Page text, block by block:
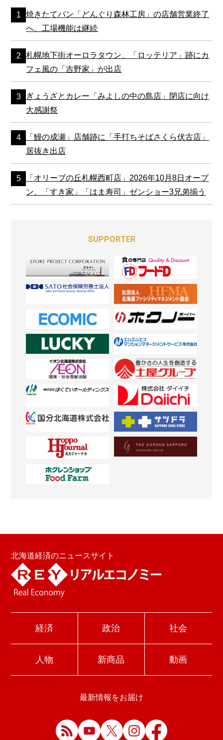
焼きたてパン「どんぐり森林工房」の店舗営業終了
へ、工場機能は継続
札幌地下街オーロラタウン、「ロッテリア」跡にカ
フェ風の「吉野家」が出店
ぎょうざとカレー「みよしの中の島店」閉店に向け
大感謝祭
「鰻の成瀬」店舗跡に「手打ちそばさくら伏古店」
居抜き出店
「オリーブの丘札幌西町店」2026年10月8日オープ
ン、「すき家」「はま寿司」ゼンショー3兄弟揃う
SUPPORTER
北海道経済のニュースサイト
経済 政治 社会
人物 新商品 動画
最新情報をお届け